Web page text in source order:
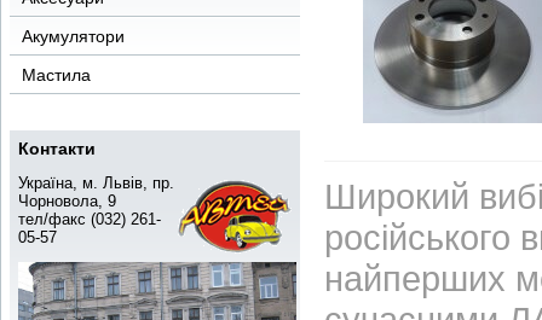
Акумулятори
Мастила
Контакти
Україна, м. Львів, пр.
Чорновола, 9
тел/факс (032) 261-
05-57
Широкий
найперших